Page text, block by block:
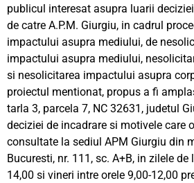
publicul interesat asupra luarii
de catre A.P.M. Giurgiu, in cadrul
impactului asupra mediului, de
impactului asupra mediului,
si nesolicitarea impactului asupra
proiectul mentionat, propus a fi
tarla 3, parcela 7, NC 32631, judetul
deciziei de incadrare si motivele care
consultate la sediul APM Giurgiu din
Bucuresti, nr. 111, sc. A+B, in zilele
14,00 si vineri intre orele 9,00-12,00